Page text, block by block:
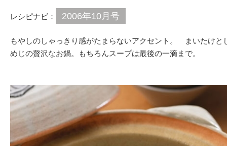
レシピナビ： 2006年10月号
もやしのしゃっきり感がたまらないアクセント。 まいたけと
めじの贅沢なお鍋。もちろんスープは最後の一滴まで。